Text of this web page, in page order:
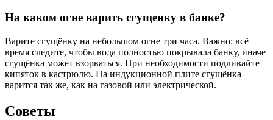
На каком огне варить сгущенку в банке?
Варите сгущёнку на небольшом огне три часа. Важно: всё
время следите, чтобы вода полностью покрывала банку, иначе
сгущёнка может взорваться. При необходимости подливайте
кипяток в кастрюлю. На индукционной плите сгущёнка
варится так же, как на газовой или электрической.
Советы